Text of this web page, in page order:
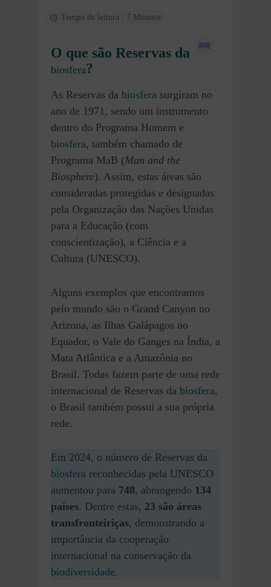
Tempo de leitura : 7 Minutos
O que são Reservas da
biosfera?
As Reservas da biosfera surgiram no
ano de 1971, sendo um instrumento
dentro do Programa Homem e
biosfera, também chamado de
Programa MaB (Man and the
Biosphere). Assim, estas áreas são
consideradas protegidas e designadas
pela Organização das Nações Unidas
para a Educação (com
conscientização), a Ciência e a
Cultura (UNESCO).
Alguns exemplos que encontramos
pelo mundo são o Grand Canyon no
Arizona, as Ilhas Galápagos no
Equador, o Vale do Ganges na Índia, a
Mata Atlântica e a Amazônia no
Brasil. Todas fazem parte de uma rede
internacional de Reservas da biosfera,
o Brasil também possui a sua própria
rede.
Em 2024, o número de Reservas da
biosfera reconhecidas pela UNESCO
aumentou para 748, abrangendo 134
países. Dentre estas, 23 são áreas
transfronteiriças, demonstrando a
importância da cooperação
internacional na conservação da
biodiversidade.